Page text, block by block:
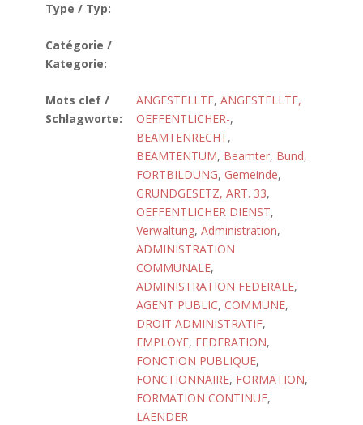
Type / Typ:
Catégorie /
Kategorie:
Mots clef /
Schlagworte:
ANGESTELLTE, ANGESTELLTE,
OEFFENTLICHER-,
BEAMTENRECHT,
BEAMTENTUM, Beamter, Bund,
FORTBILDUNG, Gemeinde,
GRUNDGESETZ, ART. 33,
OEFFENTLICHER DIENST,
Verwaltung, Administration,
ADMINISTRATION
COMMUNALE,
ADMINISTRATION FEDERALE,
AGENT PUBLIC, COMMUNE,
DROIT ADMINISTRATIF,
EMPLOYE, FEDERATION,
FONCTION PUBLIQUE,
FONCTIONNAIRE, FORMATION,
FORMATION CONTINUE,
LAENDER